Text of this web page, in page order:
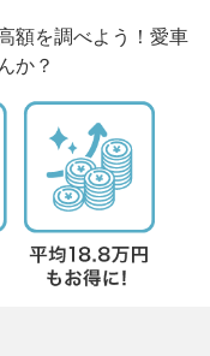
額を調べよう！愛車
か？